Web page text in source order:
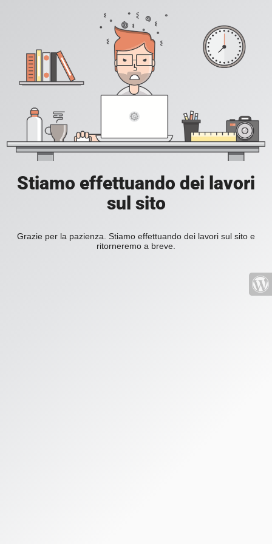
Stiamo effettuando dei lavori
sul sito
Grazie per la pazienza. Stiamo effettuando dei lavori sul sito e
ritorneremo a breve.